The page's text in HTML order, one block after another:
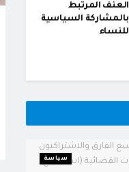
العنف المرتبط
بالمشاركة السياسية
للنساء
سياسة